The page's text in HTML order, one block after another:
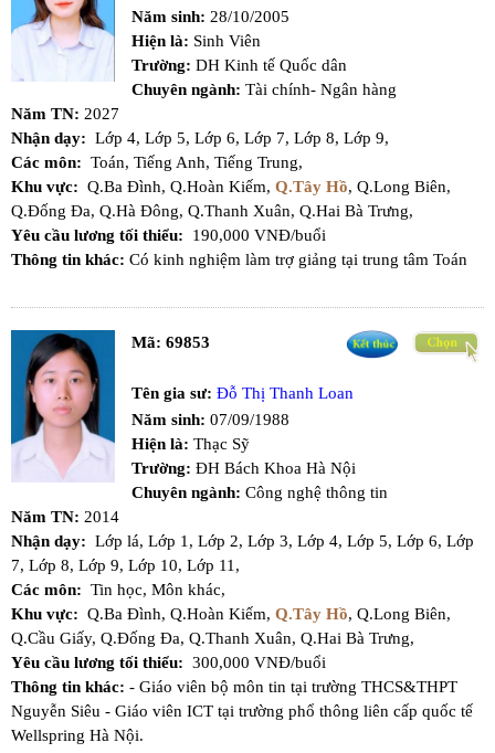
Năm sinh: 28/10/2005
Hiện là: Sinh Viên
Trường: DH Kinh tế Quốc dân
Chuyên ngành: Tài chính- Ngân hàng
Năm TN: 2027
Nhận dạy: Lớp 4, Lớp 5, Lớp 6, Lớp 7, Lớp 8, Lớp 9,
Các môn: Toán, Tiếng Anh, Tiếng Trung,
Khu vực: Q.Ba Đình, Q.Hoàn Kiếm, Q.Tây Hồ, Q.Long Biên,
Q.Đống Đa, Q.Hà Đông, Q.Thanh Xuân, Q.Hai Bà Trưng,
Yêu cầu lương tối thiểu:
190,000 VNĐ/buổi
Thông tin khác: Có kinh nghiệm làm trợ giảng tại trung tâm Toán
Mã: 69853
Tên gia sư: Đỗ Thị Thanh Loan
Năm sinh: 07/09/1988
Hiện là: Thạc Sỹ
Trường: ĐH Bách Khoa Hà Nội
Chuyên ngành: Công nghệ thông tin
Năm TN: 2014
Nhận dạy: Lớp lá, Lớp 1, Lớp 2, Lớp 3, Lớp 4, Lớp 5, Lớp 6, Lớp
7, Lớp 8, Lớp 9, Lớp 10, Lớp 11,
Các môn: Tin học, Môn khác,
Khu vực: Q.Ba Đình, Q.Hoàn Kiếm, Q.Tây Hồ, Q.Long Biên,
Q.Cầu Giấy, Q.Đống Đa, Q.Thanh Xuân, Q.Hai Bà Trưng,
Yêu cầu lương tối thiểu: 300,000 VNĐ/buổi
Thông tin khác: - Giáo viên bộ môn tin tại trường THCS&THPT
Nguyễn Siêu - Giáo viên ICT tại trường phổ thông liên cấp quốc tế
Wellspring Hà Nội.